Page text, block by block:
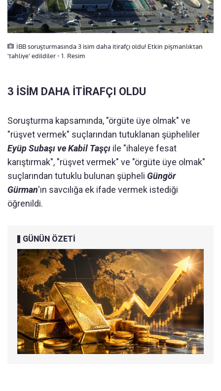
İBB soruşturmasında 3 isim daha itirafçı oldu! Etkin pişmanlıktan
'tahliye' edildiler - 1. Resim
3 İSİM DAHA İTİRAFÇI OLDU
Soruşturma kapsamında, "örgüte üye olmak" ve
"rüşvet vermek" suçlarından tutuklanan şüpheliler
Eyüp Subaşı ve Kabil Taşçı ile "ihaleye fesat
karıştırmak", "rüşvet vermek" ve "örgüte üye olmak"
suçlarından tutuklu bulunan şüpheli Güngör
Gürman'ın savcılığa ek ifade vermek istediği
öğrenildi.
GÜNÜN ÖZETİ